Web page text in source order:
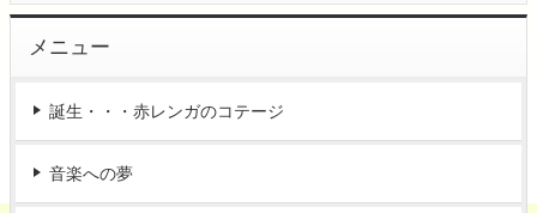
メニュー
誕生・・・赤レンガのコテージ
音楽への夢